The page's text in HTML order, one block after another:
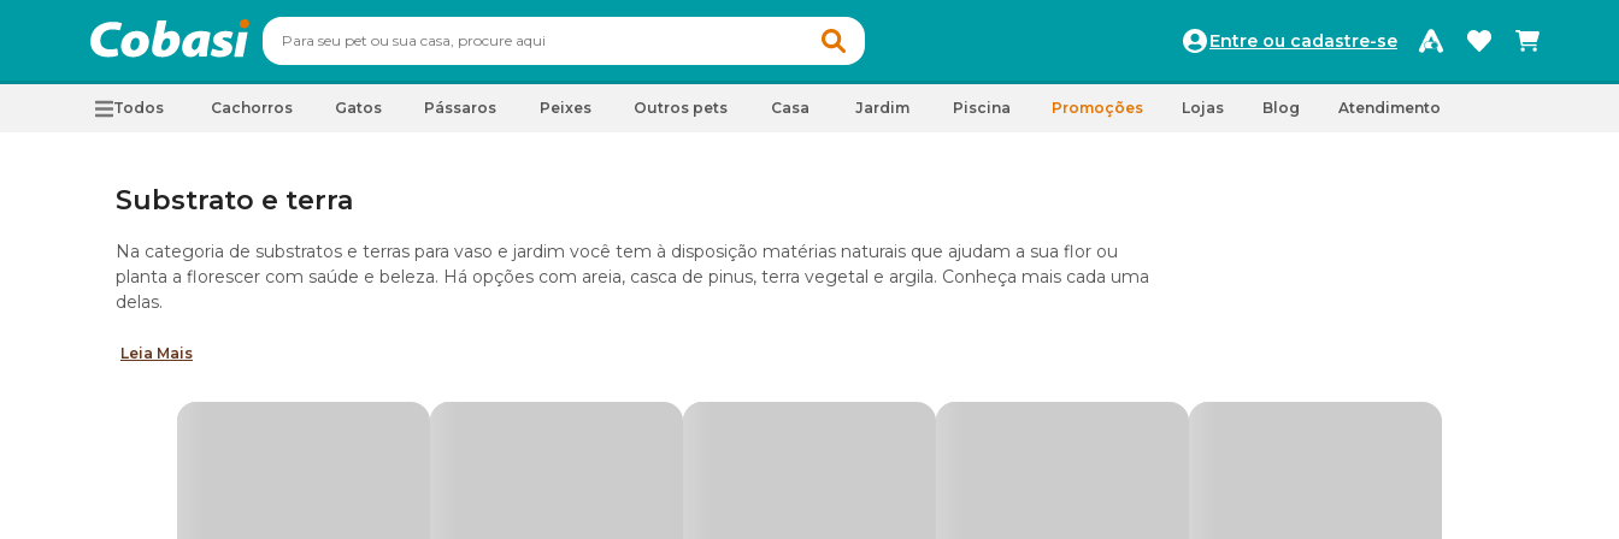
Entre ou cadastre-se
Todos Cachorros Gatos Pássaros Peixes Outros pets Casa Jardim Piscina Promoções Lojas Blog Atendimento
Substrato e terra
Na categoria de substratos e terras para vaso e jardim você tem à disposição matérias naturais que ajudam a sua flor ou
planta a florescer com saúde e beleza. Há opções com areia, casca de pinus, terra vegetal e argila. Conheça mais cada uma
delas.
Substrato para plantas com areia
substrato para plantascom areia é indicado para o cultivo tanto de suculentas como flores e plantas tropicais. Isso
Leia Mais